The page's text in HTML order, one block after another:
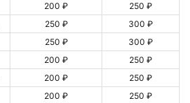
200 ₽
250 ₽
250 ₽
300 ₽
250 ₽
300 ₽
200 ₽
250 ₽
200 ₽
250 ₽
200 ₽
250 ₽